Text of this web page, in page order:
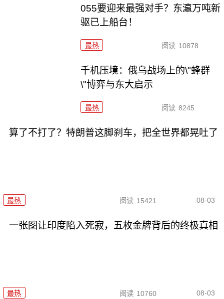
055要迎来最强对手？东瀛万吨新
驱已上船台！
最热 阅读 10878
千机压境：俄乌战场上的\"蜂群
\"博弈与东大启示
最热 阅读 8245
算了不打了？特朗普这脚刹车，把全世界都晃吐了
最热 阅读 15421 08-03
一张图让印度陷入死寂，五枚金牌背后的终极真相
最热 阅读 10760 08-03